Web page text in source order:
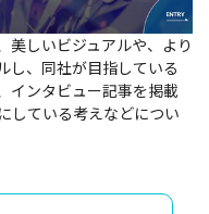
美しいビジュアルや、より
し、同社が目指している
インタビュー記事を掲載
している考えなどについ